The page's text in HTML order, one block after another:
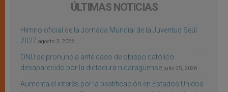
ÚLTIMAS NOTICIAS
Himno oficial de la Jornada Mundial de la Juventud Seúl
2027 agosto 3, 2026
ONU se pronuncia ante caso de obispo católico
desaparecido por la dictadura nicaragüense julio 25, 2026
Aumenta el interés por la beatificación en Estados Unidos